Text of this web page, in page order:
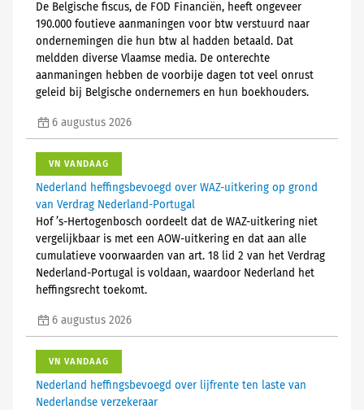
De Belgische fiscus, de FOD Financiën, heeft ongeveer
190.000 foutieve aanmaningen voor btw verstuurd naar
ondernemingen die hun btw al hadden betaald. Dat
meldden diverse Vlaamse media. De onterechte
aanmaningen hebben de voorbije dagen tot veel onrust
geleid bij Belgische ondernemers en hun boekhouders.
6 augustus 2026
VN VANDAAG
Nederland heffingsbevoegd over WAZ-uitkering op grond
van Verdrag Nederland-Portugal
Hof ’s-Hertogenbosch oordeelt dat de WAZ-uitkering niet
vergelijkbaar is met een AOW-uitkering en dat aan alle
cumulatieve voorwaarden van art. 18 lid 2 van het Verdrag
Nederland-Portugal is voldaan, waardoor Nederland het
heffingsrecht toekomt.
6 augustus 2026
VN VANDAAG
Nederland heffingsbevoegd over lijfrente ten laste van
Nederlandse verzekeraar